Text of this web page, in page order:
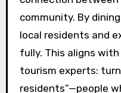
community. By
local residents and
fully. This aligns
tourism experts:
residents”—people